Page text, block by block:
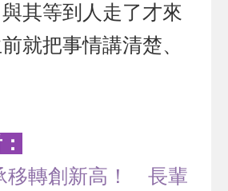
其等到人走了才來
就把事情講清楚、
移轉創新高！ 長輩